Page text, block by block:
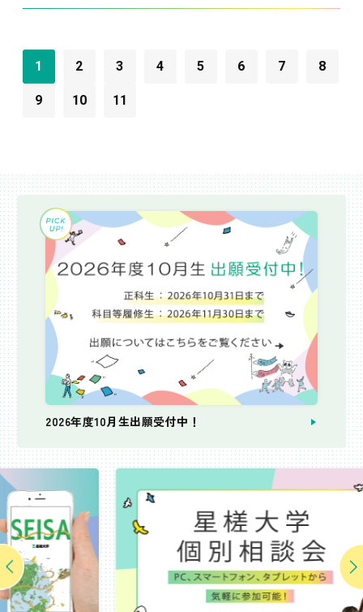
1 2 3 4 5 6 7 8
9 10 11
2026年度10月生出願受付中！